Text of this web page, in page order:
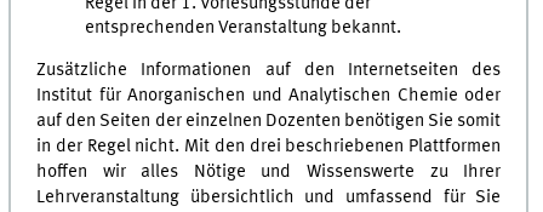
entsprechenden Veranstaltung bekannt.
Zusätzliche Informationen auf den Internetseiten des
Institut für Anorganischen und Analytischen Chemie oder
auf den Seiten der einzelnen Dozenten benötigen Sie somit
in der Regel nicht. Mit den drei beschriebenen Plattformen
hoffen wir alles Nötige und Wissenswerte zu Ihrer
Lehrveranstaltung übersichtlich und umfassend für Sie